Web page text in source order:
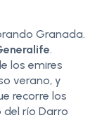
Granada.
.
los emires
verano, y
recorre los
del río Darro